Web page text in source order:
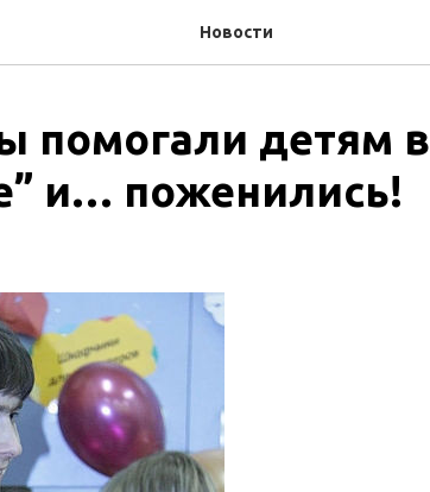
Новости
помогали детям в
и… поженились!